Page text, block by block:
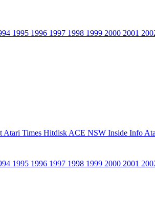
1995 1996 1997 1998 1999 2000 2001
Atari Times Hitdisk ACE NSW Inside Info
1995 1996 1997 1998 1999 2000 2001